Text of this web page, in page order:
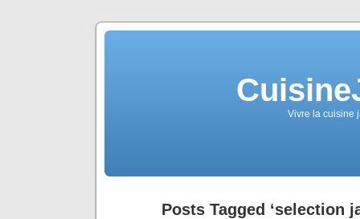
Vivre la cuisine
Posts Tagged ‘selection